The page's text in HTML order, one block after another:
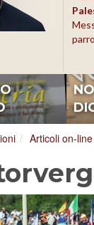
Articoli on-line